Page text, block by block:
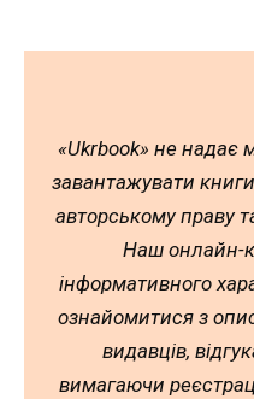
«Ukrbook» не надає
завантажувати
авторському праву
Наш онлайн-
інформативного
ознайомитися з
видавців,
вимагаючи